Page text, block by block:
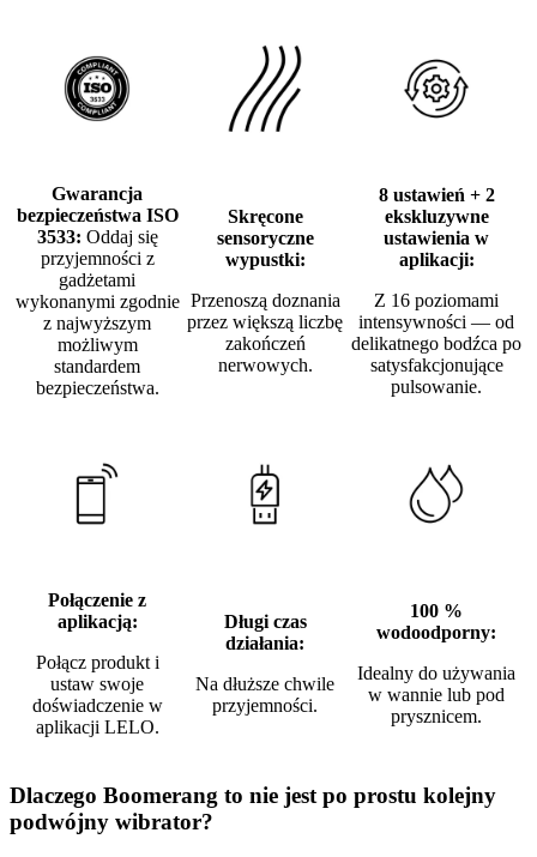
Gwarancja
bezpieczeństwa ISO
3533: Oddaj się
przyjemności z
gadżetami
wykonanymi zgodnie
z najwyższym
możliwym
standardem
bezpieczeństwa.
Skręcone
sensoryczne
wypustki:
Przenoszą doznania
przez większą liczbę
zakończeń
nerwowych.
8 ustawień + 2
ekskluzywne
ustawienia w
aplikacji:
Z 16 poziomami
intensywności — od
delikatnego bodźca po
satysfakcjonujące
pulsowanie.
Połączenie z
aplikacją:
Połącz produkt i
ustaw swoje
doświadczenie w
aplikacji LELO.
Długi czas
działania:
Na dłuższe chwile
przyjemności.
100 %
wodoodporny:
Idealny do używania
w wannie lub pod
prysznicem.
Dlaczego Boomerang to nie jest po prostu kolejny
podwójny wibrator?